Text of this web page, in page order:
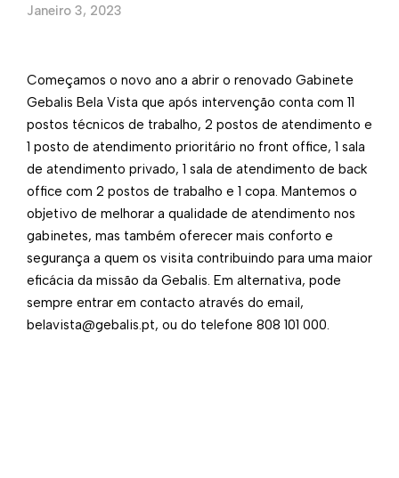
Janeiro 3, 2023
​​Começamos o novo ano a abrir o renovado Gabinete
Gebalis Bela Vista que após intervenção conta com 11
postos técnicos de trabalho, 2 postos de atendimento e
1 posto de atendimento prioritário no front office, 1 sala
de atendimento privado, 1 sala de atendimento de back
office com 2 postos de trabalho e 1 copa. Mantemos o
objetivo de melhorar a qualidade de atendimento nos
gabinetes, mas também oferecer mais conforto e
segurança a quem os visita contribuindo para uma maior
eficácia da missão da Gebalis. Em alternativa, pode
sempre entrar em contacto através do email,
belavista@gebalis.pt, ou do telefone 808 101 000.​